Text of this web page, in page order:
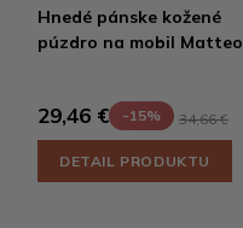
Hnedé pánske kožené
púzdro na mobil Matteo
29,46 € -15% 34,66 €
DETAIL PRODUKTU